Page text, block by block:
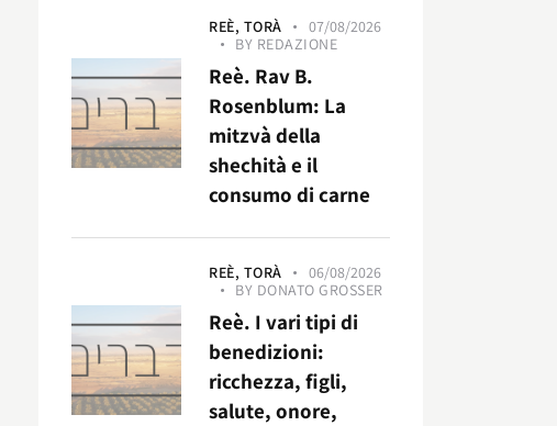
REÈ, TORÀ
07/08/2026
BY REDAZIONE
Reè. Rav B.
Rosenblum: La
mitzvà della
shechità e il
consumo di carne
REÈ, TORÀ
06/08/2026
BY DONATO GROSSER
Reè. I vari tipi di
benedizioni:
ricchezza, figli,
salute, onore,